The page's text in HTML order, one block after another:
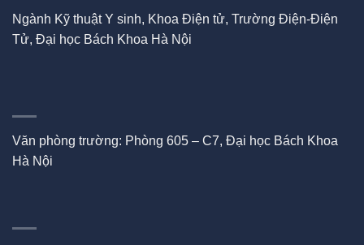
Ngành Kỹ thuật Y sinh, Khoa Điện tử, Trường Điện-Điện
Tử, Đại học Bách Khoa Hà Nội
Văn phòng trường: Phòng 605 – C7, Đại học Bách Khoa
Hà Nội